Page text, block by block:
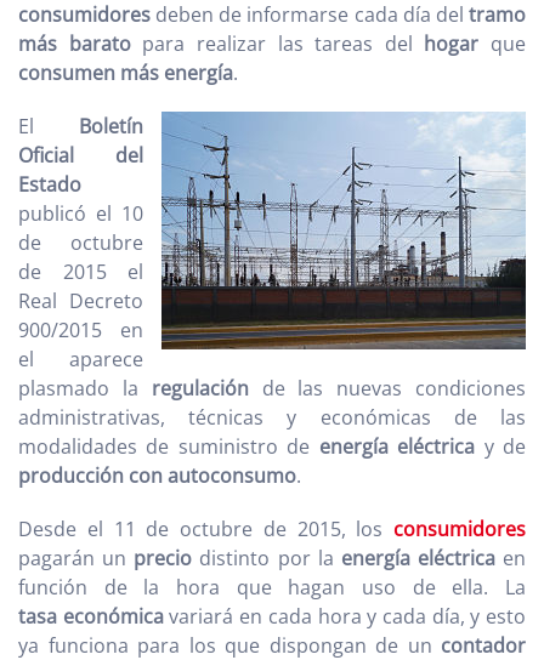
consumidores deben de informarse cada día del tramo
más baratopara realizar las tareas del hogar que
consumen más energía.
El Boletín
Oficial del
Estado
publicó el 10
de octubre
de 2015 el
Real Decreto
900/2015 en
el aparece
plasmado la regulaciónde las nuevas condiciones
administrativas, técnicas y económicas de las
modalidades de suministro de energía eléctrica y de
producción con autoconsumo.
Desde el 11 de octubre de 2015, los consumidores
pagarán un precio distinto por la energía eléctricaen
función de la hora que hagan uso de ella. La
tasa económicavariará en cada hora y cada día, y esto
ya funciona para los que dispongan de un contador